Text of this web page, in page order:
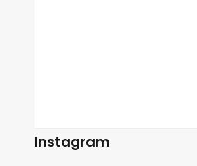
Instagram